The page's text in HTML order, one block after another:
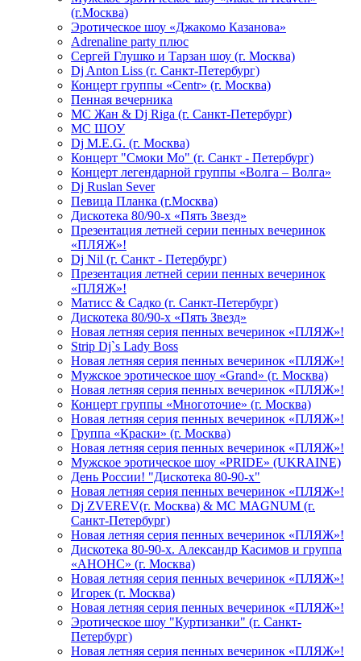
(г.Москва)
Эротическое шоу «Джакомо Казанова»
Adrenaline party плюс
Сергей Глушко и Тарзан шоу (г. Москва)
Dj Anton Liss (г. Санкт-Петербург)
Концерт группы «Centr» (г. Москва)
Пенная вечерника
МС Жан & Dj Riga (г. Санкт-Петербург)
МС ШОУ
Dj M.E.G. (г. Москва)
Концерт "Смоки Мо" (г. Санкт - Петербург)
Концерт легендарной группы «Волга – Волга»
Dj Ruslan Sever
Певица Планка (г.Москва)
Дискотека 80/90-х «Пять Звезд»
Презентация летней серии пенных вечеринок
«ПЛЯЖ»!
Dj Nil (г. Санкт - Петербург)
Презентация летней серии пенных вечеринок
«ПЛЯЖ»!
Матисс & Садко (г. Санкт-Петербург)
Дискотека 80/90-х «Пять Звезд»
Новая летняя серия пенных вечеринок «ПЛЯЖ»!
Strip Dj`s Lady Boss
Новая летняя серия пенных вечеринок «ПЛЯЖ»!
Мужское эротическое шоу «Grand» (г. Москва)
Новая летняя серия пенных вечеринок «ПЛЯЖ»!
Концерт группы «Многоточие» (г. Москва)
Новая летняя серия пенных вечеринок «ПЛЯЖ»!
Группа «Краски» (г. Москва)
Новая летняя серия пенных вечеринок «ПЛЯЖ»!
Мужское эротическое шоу «PRIDE» (UKRAINE)
День России! "Дискотека 80-90-х"
Новая летняя серия пенных вечеринок «ПЛЯЖ»!
Dj ZVEREV(г. Москва) & MC MAGNUM (г.
Санкт-Петербург)
Новая летняя серия пенных вечеринок «ПЛЯЖ»!
Дискотека 80-90-х. Александр Касимов и группа
«АНОНС» (г. Москва)
Новая летняя серия пенных вечеринок «ПЛЯЖ»!
Игорек (г. Москва)
Новая летняя серия пенных вечеринок «ПЛЯЖ»!
Эротическое шоу "Куртизанки" (г. Санкт-
Петербург)
Новая летняя серия пенных вечеринок «ПЛЯЖ»!